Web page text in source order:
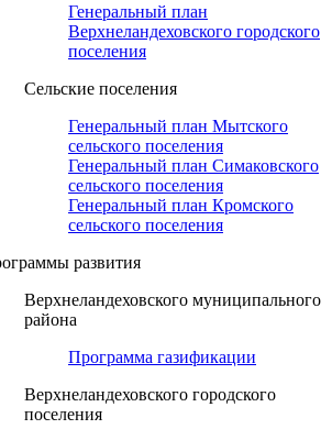
Генеральный план
Верхнеландеховского городского
поселения
Сельские поселения
Генеральный план Мытского
сельского поселения
Генеральный план Симаковского
сельского поселения
Генеральный план Кромского
сельского поселения
развития
Верхнеландеховского муниципального
района
Программа газификации
Верхнеландеховского городского
поселения